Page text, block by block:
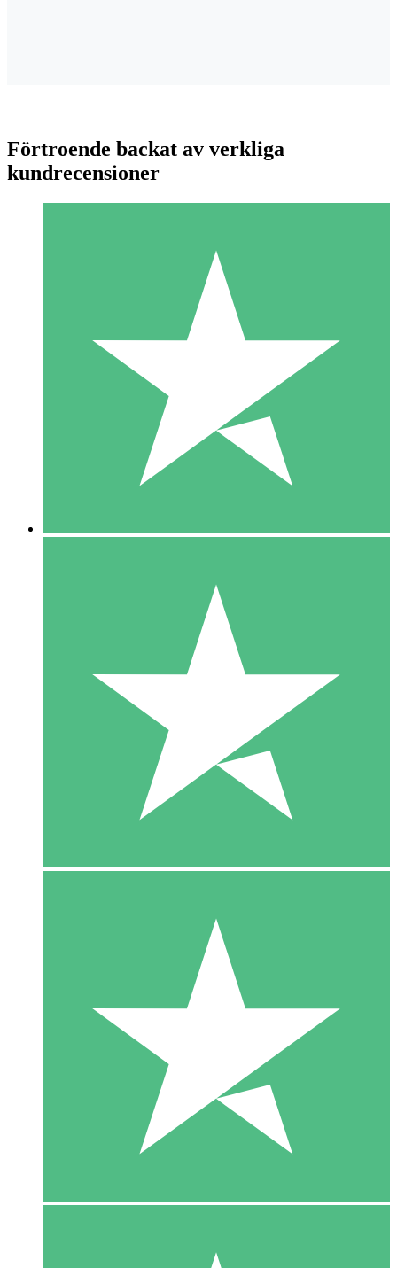
Individuella Kreditpaket
Betala per användning med nedladdningskrediter. Inget
1 Nedladdningar
10 00
10 Nedladdningar
20 00
Förtroende backat av verkliga
kundrecensioner